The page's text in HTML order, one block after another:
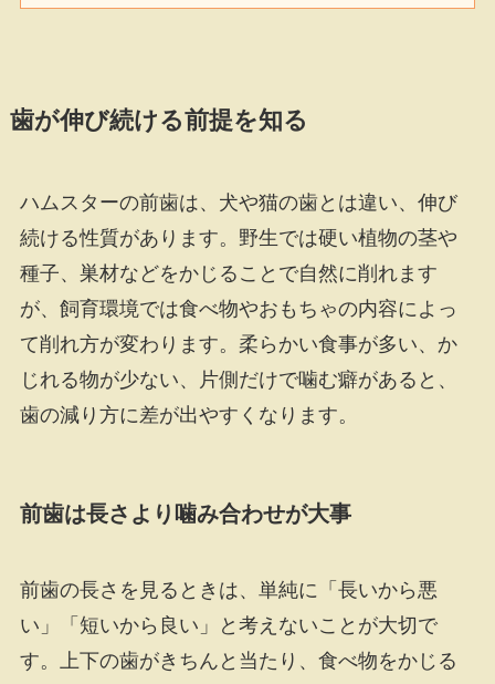
歯が伸び続ける前提を知る
ハムスターの前歯は、犬や猫の歯とは違い、伸び
続ける性質があります。野生では硬い植物の茎や
種子、巣材などをかじることで自然に削れます
が、飼育環境では食べ物やおもちゃの内容によっ
て削れ方が変わります。柔らかい食事が多い、か
じれる物が少ない、片側だけで噛む癖があると、
歯の減り方に差が出やすくなります。
前歯は長さより噛み合わせが大事
前歯の長さを見るときは、単純に「長いから悪
い」「短いから良い」と考えないことが大切で
す。上下の歯がきちんと当たり、食べ物をかじる